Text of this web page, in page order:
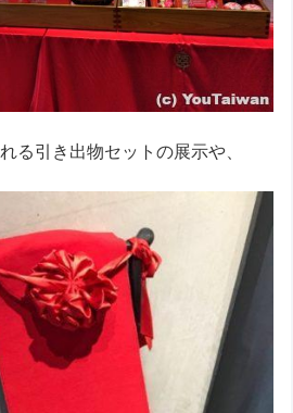
る引き出物セットの展示や、